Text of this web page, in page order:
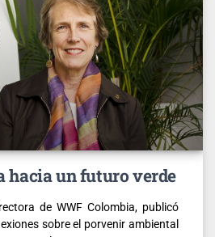
hacia un futuro verde
de WWF Colombia, publicó
sobre el porvenir ambiental